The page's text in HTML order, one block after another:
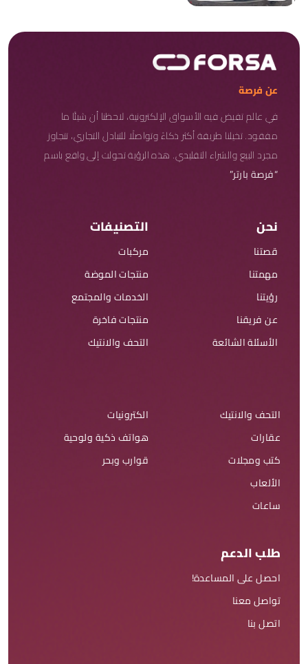
عن فرصة
في عالم تفيض فيه الأسواق الإلكترونية، لاحظنا أن شيئًا ما
مفقود. تخيلنا طريقة أكثر ذكاءً وتواصلًا للتبادل التجاري، تتجاوز
مجرد البيع والشراء التقليدي. هذه الرؤية تحولت إلى واقع باسم
“فرصة بارتر”
نحن
قصتنا
مهمتنا
رؤيتنا
عن فريقنا
الأسئلة الشائعة
التصنيفات
مركبات
منتجات الموضة
الخدمات والمجتمع
منتجات فاخرة
التحف والانتيك
التحف والانتيك
عقارات
كتب ومجلات
الألعاب
ساعات
الكترونيات
هواتف ذكية ولوحية
قوارب وبحر
طلب الدعم
احصل على المساعدة!
تواصل معنا
اتصل بنا